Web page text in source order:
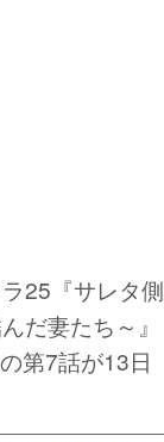
25『サレタ側
だ妻たち～』
第7話が13日